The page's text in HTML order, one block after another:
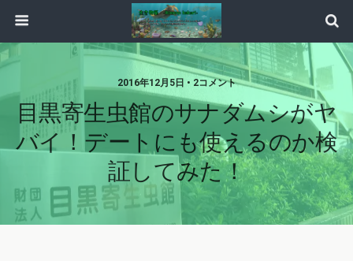
2016年12月5日 • 2コメント
目黒寄生虫館のサナダムシがヤ
バイ！デートにも使えるのか検
証してみた！